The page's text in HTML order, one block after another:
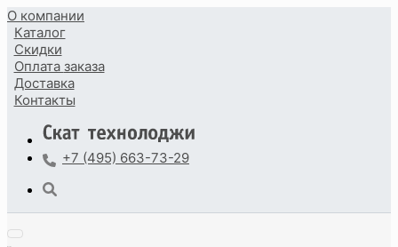
О компании
Каталог
Скидки
Оплата заказа
Доставка
Контакты
+7 (495) 663-73-29